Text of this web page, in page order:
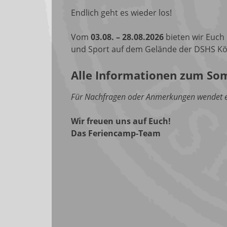
Endlich geht es wieder los!
Vom 03.08. – 28.08.2026 bieten wir
und Sport auf dem Gelände der DSHS
Alle Informationen zum
Für Nachfragen oder Anmerkungen wendet
Wir freuen uns auf Euch!
Das Feriencamp-Team